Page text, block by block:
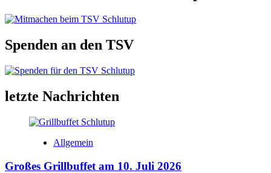
Spenden an den TSV
letzte Nachrichten
Allgemein
Großes Grillbuffet am 10. Juli 2026